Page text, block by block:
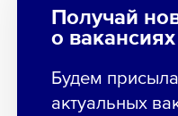
Получай
о вакансиях
Будем
актуальных